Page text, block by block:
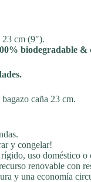
23 cm (9″).
biodegradable &
caña 23 cm.
y congelar!
rígido, uso doméstico o
renovable con
y una economía